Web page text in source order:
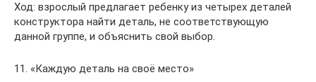
Ход: взрослый предлагает ребенку из четырех деталей
конструктора найти деталь, не соответствующую
данной группе, и объяснить свой выбор.
11. «Каждую деталь на своё место»